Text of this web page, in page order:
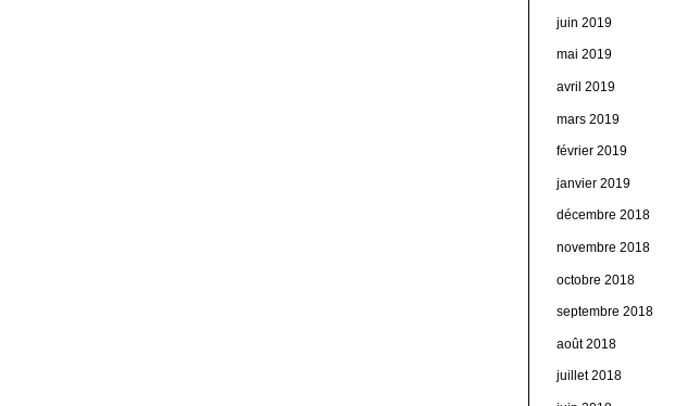
juin 2019
mai 2019
avril 2019
mars 2019
février 2019
janvier 2019
décembre 2018
novembre 2018
octobre 2018
septembre 2018
août 2018
juillet 2018